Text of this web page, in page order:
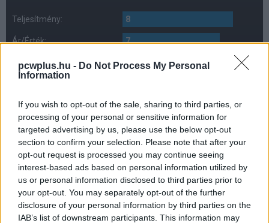
pcwplus.hu - Do Not Process My Personal
Information
If you wish to opt-out of the sale, sharing to third parties, or
processing of your personal or sensitive information for
targeted advertising by us, please use the below opt-out
section to confirm your selection. Please note that after your
opt-out request is processed you may continue seeing
interest-based ads based on personal information utilized by
us or personal information disclosed to third parties prior to
your opt-out. You may separately opt-out of the further
disclosure of your personal information by third parties on the
IAB’s list of downstream participants. This information may
Teljesítmény: 8
Ár/Érték: 7
Anyagminőség: 8
Kijelző: 8
Kinézet: 8
Philips 498P9Z teszt - vannak
játékok, amik erre születtek
Teszt| 2021.12.07 17:00